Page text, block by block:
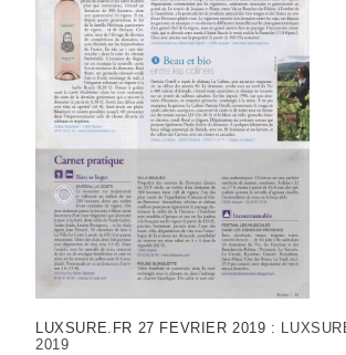
LUXSURE.FR 27 FEVRIER 2019 :
2019